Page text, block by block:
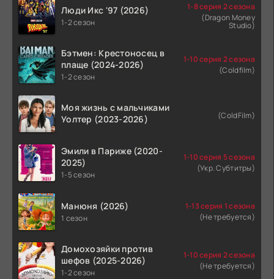
Люди Икс '97 (2026)
1-2 сезон
1-8 серия 2 сезона
(Dragon Money
Studio)
Бэтмен: Крестоносец в
плаще (2024-2026)
1-2 сезон
1-10 серия 2 сезона
(Coldfilm)
Моя жизнь с мальчиками
Уолтер (2023-2026)
(ColdFilm)
Эмили в Париже (2020-
2025)
1-5 сезон
1-10 серия 5 сезона
(Укр. Субтитры)
Манюня (2026)
1 сезон
1-13 серия 1 сезона
(Не требуется)
Домохозяйки против
шефов (2025-2026)
1-2 сезон
1-10 серия 2 сезона
(Не требуется)